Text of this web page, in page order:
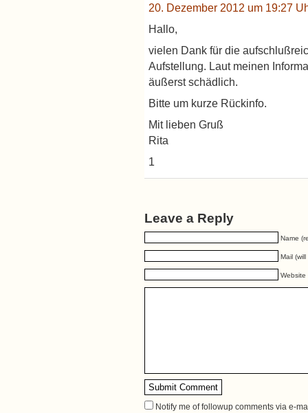
20. Dezember 2012 um 19:27
Hallo,
vielen Dank für die
Aufstellung. Laut meinen
äußerst schädlich.
Bitte um kurze Rückinfo.
Mit lieben Gruß
Rita
1
Leave a Reply
Name
Mail
Website
Notify me of followup comments via e-